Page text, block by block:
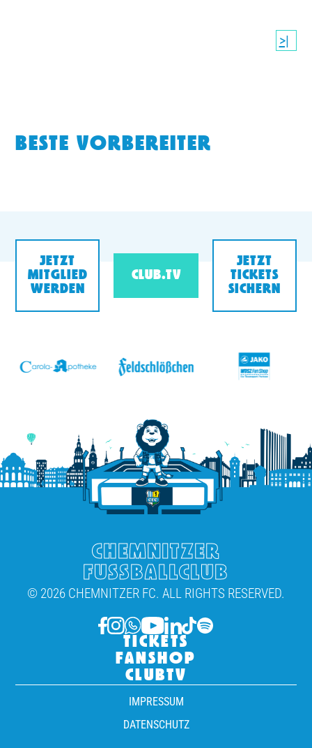
>|
BESTE VORBEREITER
JETZT
MITGLIED
WERDEN
CLUB.TV
JETZT
TICKETS
SICHERN
CHEMNITZER
FUSSBALLCLUB
© 2026 CHEMNITZER FC. ALL RIGHTS RESERVED.
TICKETS
FANSHOP
CLUBTV
IMPRESSUM
DATENSCHUTZ